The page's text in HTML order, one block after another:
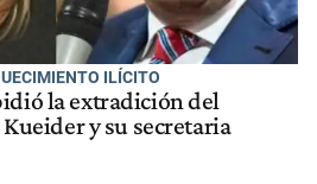
ILÍCITO
la extradición del
y su secretaria